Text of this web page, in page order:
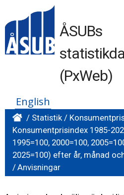
ÅSUBs
(PxWeb)
English
/ Statistik /
Konsumentprisindex 1985-
1995=100, 2000=100,
2025=100) efter år, månad
/Anvisningar